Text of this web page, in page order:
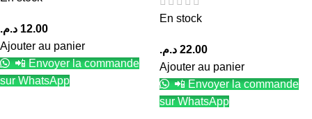
12.00 د.م.
Ajouter au panier
📲 Envoyer la commande
sur WhatsApp
En stock
22.00 د.م.
Ajouter au panier
📲 Envoyer la commande
sur WhatsApp